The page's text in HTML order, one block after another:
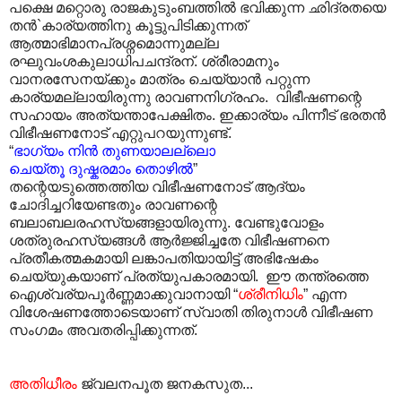
പക്ഷെ മറ്റൊരു രാജകുടുംബത്തിൽ ഭവിക്കുന്ന ഛിദ്രതയെ
തൻ`കാര്യത്തിനു കൂട്ടുപിടിക്കുന്നത്
ആത്മാഭിമാനപ്രശ്നമൊന്നുമല്ല
രഘുവംശകുലാധിപചന്ദ്രന്. ശ്രീരാമനും
വാനരസേനയ്ക്കും മാത്രം ചെയ്യാൻ പറ്റുന്ന
കാര്യമല്ലായിരുന്നു രാവണനിഗ്രഹം. വിഭീഷണന്റെ
സഹായം അത്യന്താപേക്ഷിതം. ഇക്കാര്യം പിന്നീട് ഭരതൻ
വിഭീഷണനോട് എറ്റുപറയുന്നുണ്ട്.
“ഭാഗ്യം നിൻ തുണയാലല്ലൊ
ചെയ്തൂ ദുഷ്കരമാം തൊഴിൽ”
തന്റെയടുത്തെത്തിയ വിഭീഷണനോട് ആദ്യം
ചോദിച്ചറിയേണ്ടതും രാവണന്റെ
ബലാബലരഹസ്യങ്ങളായിരുന്നു. വേണ്ടുവോളം
ശത്രുരഹസ്യങ്ങൾ ആർജ്ജിച്ചതേ വിഭീഷണനെ
പ്രതീകത്മകമായി ലങ്കാപതിയായിട്ട് അഭിഷേകം
ചെയ്യുകയാണ് പ്രത്യുപകാരമായി. ഈ തന്ത്രത്തെ
ഐശ്വര്യപൂർണ്ണമാക്കുവാനായി “ശ്രീനിധിം” എന്ന
വിശേഷണത്തോടെയാണ് സ്വാതി തിരുനാൾ വിഭീഷണ
സംഗമം അവതരിപ്പിക്കുന്നത്.
അതിധീരം ജ്വലനപൂത ജനകസുത...